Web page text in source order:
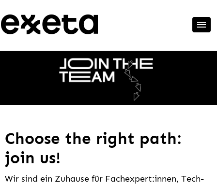
Choose the right path:
join us!
Wir sind ein Zuhause für Fachexpert:innen, Tech-